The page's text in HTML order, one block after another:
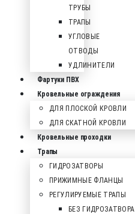
ТРУБЫ
ТРАПЫ
УГЛОВЫЕ
ОТВОДЫ
УДЛИНИТЕЛИ
Фартуки ПВХ
Кровельные ограждения
ДЛЯ ПЛОСКОЙ КРОВЛИ
ДЛЯ СКАТНОЙ КРОВЛИ
Кровельные проходки
Трапы
ГИДРОЗАТВОРЫ
ПРИЖИМНЫЕ ФЛАНЦЫ
РЕГУЛИРУЕМЫЕ ТРАПЫ
БЕЗ ГИДРОЗАТВОРА